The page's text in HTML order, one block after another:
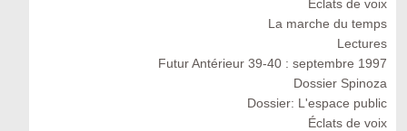
Eclats de voix
La marche du temps
Lectures
Futur Antérieur 39-40 : septembre 1997
Dossier Spinoza
Dossier: L'espace public
Éclats de voix